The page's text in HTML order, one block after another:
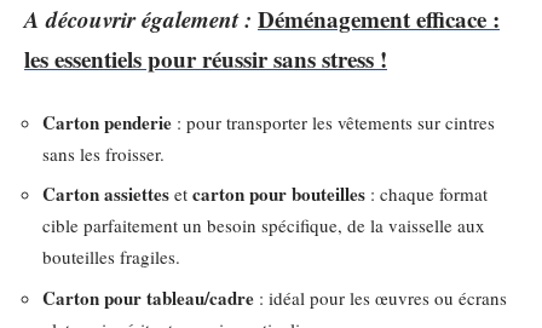
A découvrir également : Déménagement efficace :
les essentiels pour réussir sans stress !
Carton penderie : pour transporter les vêtements sur cintres
sans les froisser.
Carton assiettes et carton pour bouteilles : chaque format
cible parfaitement un besoin spécifique, de la vaisselle aux
bouteilles fragiles.
Carton pour tableau/cadre : idéal pour les œuvres ou écrans